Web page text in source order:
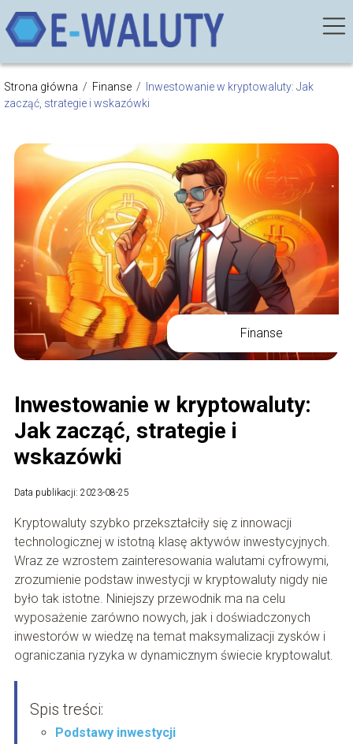
Strona główna / Finanse /
Inwestowanie w kryptowaluty: Jak
zacząć, strategie i wskazówki
Finanse
Inwestowanie w kryptowaluty:
Jak zacząć, strategie i
wskazówki
Data publikacji: 2023-08-25
Kryptowaluty szybko przekształciły się z innowacji
technologicznej w istotną klasę aktywów inwestycyjnych.
Wraz ze wzrostem zainteresowania walutami cyfrowymi,
zrozumienie podstaw inwestycji w kryptowaluty nigdy nie
było tak istotne. Niniejszy przewodnik ma na celu
wyposażenie zarówno nowych, jak i doświadczonych
inwestorów w wiedzę na temat maksymalizacji zysków i
ograniczania ryzyka w dynamicznym świecie kryptowalut.
Spis treści:
Podstawy inwestycji